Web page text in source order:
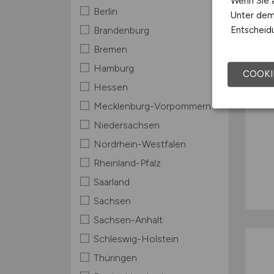
Berlin
Brandenburg
Bremen
Hamburg
Hessen
Mecklenburg-Vorpommern
Niedersachsen
Nordrhein-Westfalen
Rheinland-Pfalz
Saarland
Sachsen
Sachsen-Anhalt
Schleswig-Holstein
Thüringen
Unter